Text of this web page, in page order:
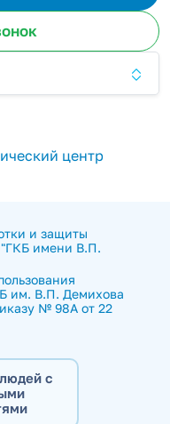
центр
и защиты
имени В.П.
им. В.П. Демихова
№ 98А от 22
с